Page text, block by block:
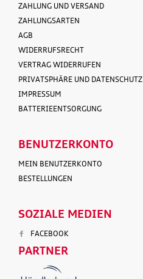
ZAHLUNG UND VERSAND
ZAHLUNGSARTEN
AGB
WIDERRUFSRECHT
VERTRAG WIDERRUFEN
PRIVATSPHÄRE UND DATENSCHUTZ
IMPRESSUM
BATTERIEENTSORGUNG
BENUTZERKONTO
MEIN BENUTZERKONTO
BESTELLUNGEN
SOZIALE MEDIEN
FACEBOOK
PARTNER